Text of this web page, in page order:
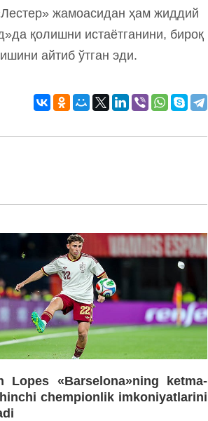
жамоасидан ҳам жиддий
қолишни истаётганини, бироқ
айтиб ўтган эди.
Lopes «Barselona»ning ketma-
chempionlik imkoniyatlarini